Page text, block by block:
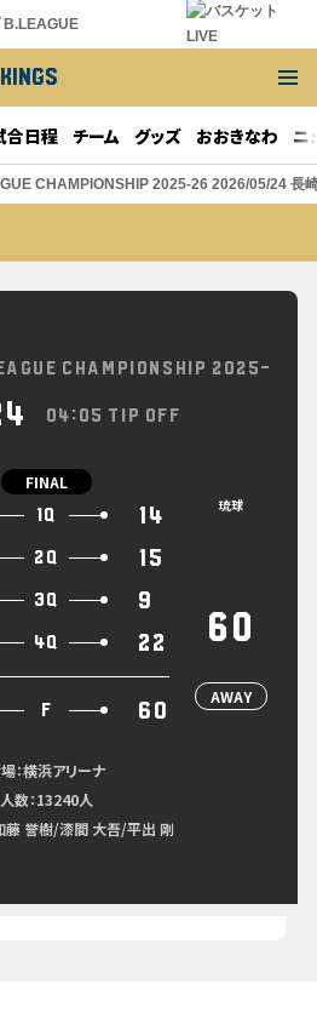
合日程 チーム グッズ おおきなわ ニ
CHAMPIONSHIP 2025-26 2026/05/24 長
CHAMPIONSHIP 2025-
04:05 TIP OFF
FINAL
1Q
14
2Q
15
3Q
9
4Q 22
F 60
琉球
60
AWAY
：横浜アリーナ
人数：13240人
藤 誉樹/漆間 大吾/平出 剛